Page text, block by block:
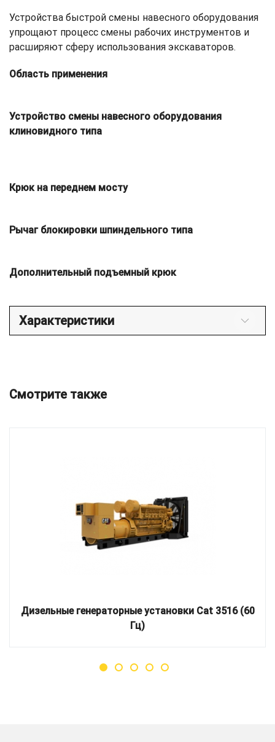
Устройства быстрой смены навесного оборудования
упрощают процесс смены рабочих инструментов и
расширяют сферу использования экскаваторов.
Область применения
Устройство смены навесного оборудования
клиновидного типа
Крюк на переднем мосту
Рычаг блокировки шпиндельного типа
Дополнительный подъемный крюк
Характеристики
Смотрите также
Дизельные генераторные установки Cat 3516 (60
Гц)